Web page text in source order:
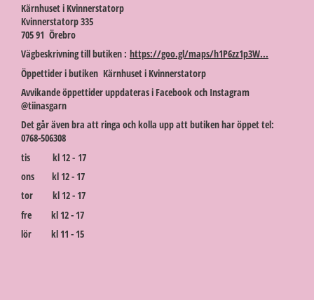
Kärnhuset i Kvinnerstatorp
Kvinnerstatorp 335
705 91 Örebro
Vägbeskrivning till butiken : https://goo.gl/maps/h1P6zz1p3W...
Öppettider i butiken Kärnhuset i Kvinnerstatorp
Avvikande öppettider uppdateras i Facebook och Instagram
@tiinasgarn
Det går även bra att ringa och kolla upp att butiken har öppet tel:
0768-506308
tis kl 12 - 17
ons kl 12 - 17
tor kl 12 - 17
fre kl 12 - 17
lör kl 11 - 15